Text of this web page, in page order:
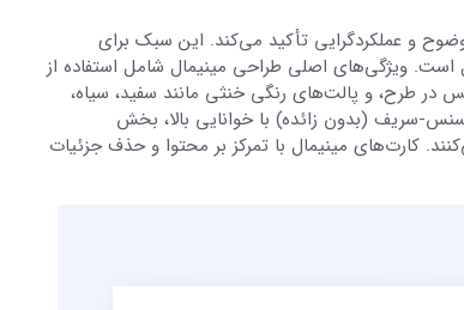
و عملکردگرایی تأکید می‌کند. این سبک برای
است. ویژگی‌های اصلی طراحی مینیمال شامل استفاده از
در طرح، و پالت‌های رنگی خنثی مانند سفید، سیاه،
سریف (بدون زائده) با خوانایی بالا، بخش
کارت‌های مینیمال با تمرکز بر محتوا و حذف جزئیات